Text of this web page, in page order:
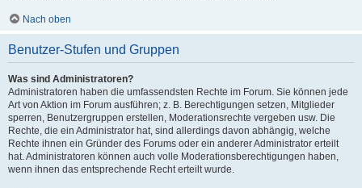
Nach oben
Benutzer-Stufen und Gruppen
Was sind Administratoren?
Administratoren haben die umfassendsten Rechte im Forum. Sie können jede
Art von Aktion im Forum ausführen; z. B. Berechtigungen setzen, Mitglieder
sperren, Benutzergruppen erstellen, Moderationsrechte vergeben usw. Die
Rechte, die ein Administrator hat, sind allerdings davon abhängig, welche
Rechte ihnen ein Gründer des Forums oder ein anderer Administrator erteilt
hat. Administratoren können auch volle Moderationsberechtigungen haben,
wenn ihnen das entsprechende Recht erteilt wurde.